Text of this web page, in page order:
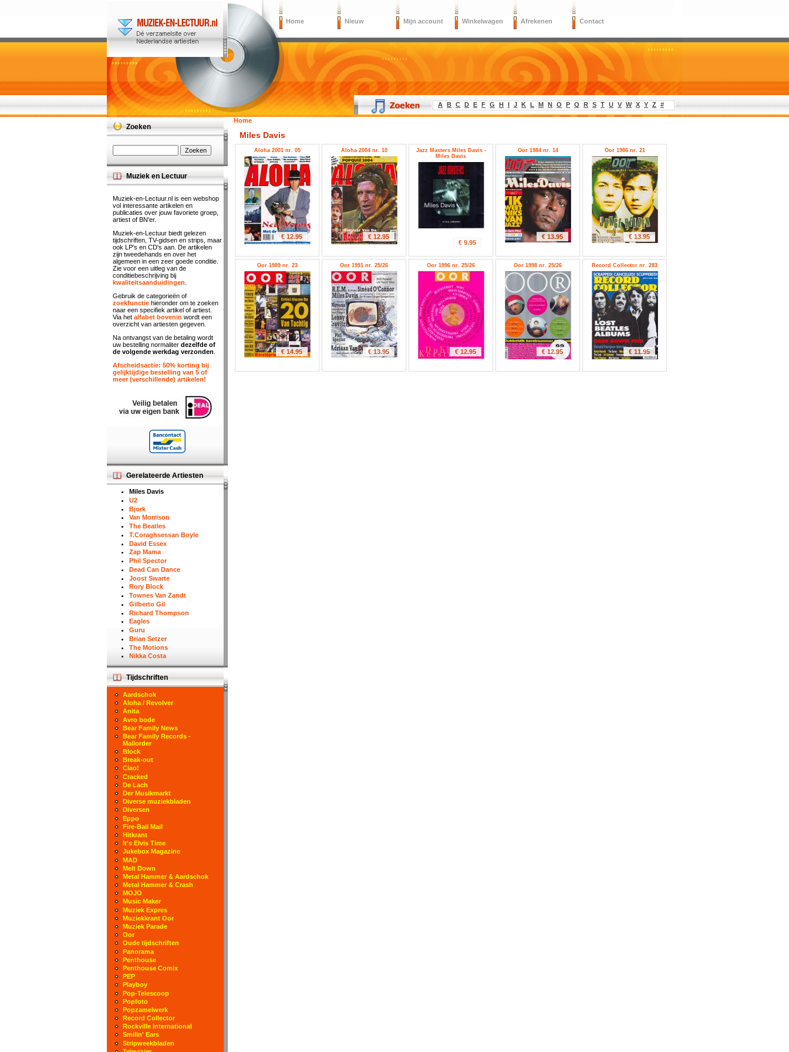
Home Nieuw Mijn account Winkelwagen Afrekenen Contact
A B C D E F G H I J K L M N O P Q R S T U V W X Y Z #
Home
Miles Davis
Aloha 2001 nr. 05
€ 12.95
Aloha 2004 nr. 10
€ 12.95
Jazz Masters Miles Davis -
Miles Davis
€ 9.95
Oor 1984 nr. 14
€ 13.95
Oor 1986 nr. 21
€ 13.95
Oor 1989 nr. 23
€ 14.95
Oor 1991 nr. 25/26
€ 13.95
Oor 1996 nr. 25/26
€ 12.95
Oor 1998 nr. 25/26
€ 12.95
Record Collector nr. 283
€ 11.95
Zoeken
Muziek en Lectuur
Muziek-en-Lectuur.nl is een webshop
vol interessante artikelen en
publicaties over jouw favoriete groep,
artiest of BN'er.
Muziek-en-Lectuur biedt gelezen
tijdschriften, TV-gidsen en strips, maar
ook LP's en CD's aan. De artikelen
zijn tweedehands en over het
algemeen in een zeer goede conditie.
Zie voor een uitleg van de
conditiebeschrijving bij
kwaliteitsaanduidingen
Gebruik de categorieën of
zoekfunctie hieronder om te zoeken
naar een specifiek artikel of artiest.
Via het alfabet bovenin wordt een
overzicht van artiesten gegeven.
Na ontvangst van de betaling wordt
uw bestelling normaliter dezelfde of
de volgende werkdag verzonden
Afscheidsactie: 50% korting bij
gelijktijdige bestelling van 5 of
meer (verschillende) artikelen!
Gerelateerde Artiesten
Miles Davis
U2
Bjork
Van Morrison
The Beatles
T.Coraghsessan Boyle
David Essex
Zap Mama
Phil Spector
Dead Can Dance
Joost Swarte
Rory Block
Townes Van Zandt
Gilberto Gil
Richard Thompson
Eagles
Guru
Brian Setzer
The Motions
Nikka Costa
Tijdschriften
Aardschok
Aloha / Revolver
Anita
Avro bode
Bear Family News
Bear Family Records -
Mailorder
Block
Break-out
Ciao!
Cracked
De Lach
Der Musikmarkt
Diverse muziekbladen
Diversen
Eppo
Fire-Ball Mail
Hitkrant
It's Elvis Time
Jukebox Magazine
MAD
Melt Down
Metal Hammer & Aardschok
Metal Hammer & Crash
MOJO
Music Maker
Muziek Expres
Muziekkrant Oor
Muziek Parade
Oor
Oude tijdschriften
Panorama
Penthouse
Penthouse Comix
PEP
Playboy
Pop-Telescoop
Popfoto
Popzamelwerk
Record Collector
Rockville International
Smilin' Ears
Stripweekbladen